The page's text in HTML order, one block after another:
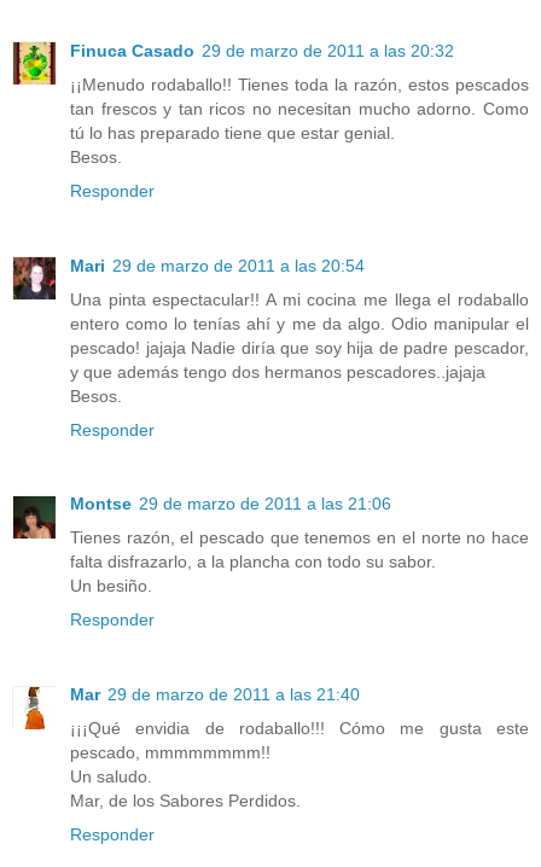
Finuca Casado 29 de marzo de 2011 a las 20:32
¡¡Menudo rodaballo!! Tienes toda la razón, estos pescados
tan frescos y tan ricos no necesitan mucho adorno. Como
tú lo has preparado tiene que estar genial.
Besos.
Responder
Mari 29 de marzo de 2011 a las 20:54
Una pinta espectacular!! A mi cocina me llega el rodaballo
entero como lo tenías ahí y me da algo. Odio manipular el
pescado! jajaja Nadie diría que soy hija de padre pescador,
y que además tengo dos hermanos pescadores..jajaja
Besos.
Responder
Montse 29 de marzo de 2011 a las 21:06
Tienes razón, el pescado que tenemos en el norte no hace
falta disfrazarlo, a la plancha con todo su sabor.
Un besiño.
Responder
Mar 29 de marzo de 2011 a las 21:40
¡¡¡Qué envidia de rodaballo!!! Cómo me gusta este
pescado, mmmmmmmm!!
Un saludo.
Mar, de los Sabores Perdidos.
Responder